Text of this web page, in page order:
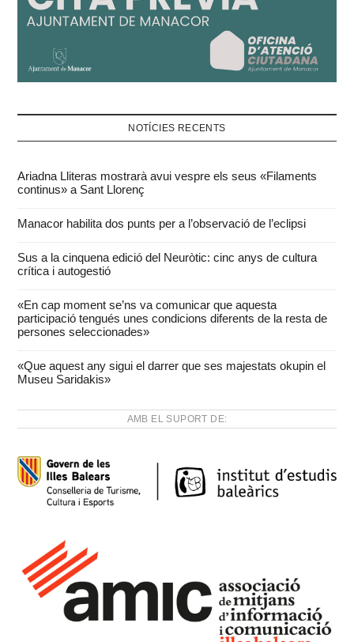
NOTÍCIES RECENTS
Ariadna Lliteras mostrarà avui vespre els seus «Filaments
continus» a Sant Llorenç
Manacor habilita dos punts per a l’observació de l’eclipsi
Sus a la cinquena edició del Neuròtic: cinc anys de cultura
crítica i autogestió
«En cap moment se’ns va comunicar que aquesta
participació tengués unes condicions diferents de la resta de
persones seleccionades»
«Que aquest any sigui el darrer que ses majestats okupin el
Museu Saridakis»
AMB EL SUPORT DE: